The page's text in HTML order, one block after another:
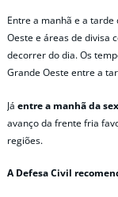
Entre a manhã e a tarde
Oeste e áreas de divisa
decorrer do dia. Os
Grande Oeste entre a
Já entre a manhã da
avanço da frente fria
regiões.
A Defesa Civil